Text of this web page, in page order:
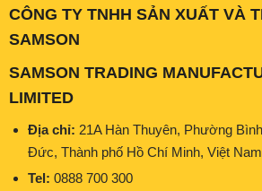
CÔNG TY TNHH SẢN XUẤT VÀ
SAMSON
SAMSON TRADING
LIMITED
Địa chỉ: 21A Hàn Thuyên, Phường
Đức, Thành phố Hồ Chí Minh, Việt Nam
Tel: 0888 700 300